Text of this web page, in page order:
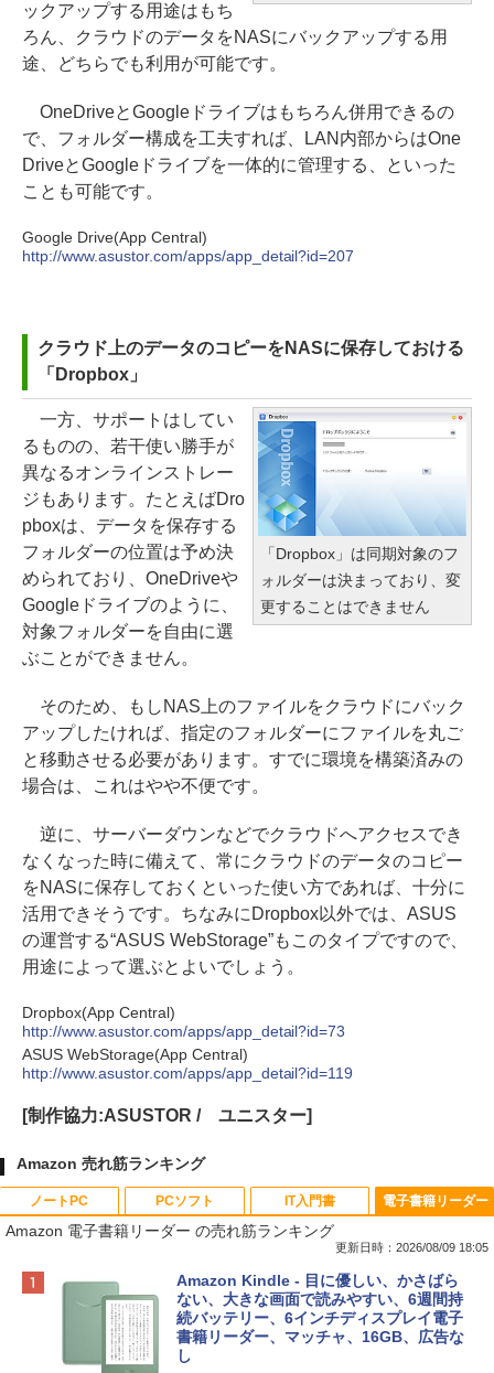
ックアップする用途はもち
ろん、クラウドのデータをNASにバックアップする用
途、どちらでも利用が可能です。
OneDriveとGoogleドライブはもちろん併用できるの
で、フォルダー構成を工夫すれば、LAN内部からはOne
DriveとGoogleドライブを一体的に管理する、といった
ことも可能です。
Google Drive(App Central)
http://www.asustor.com/apps/app_detail?id=207
クラウド上のデータのコピーをNASに保存しておける
「Dropbox」
「Dropbox」は同期対象のフ
ォルダーは決まっており、変
更することはできません
一方、サポートはしてい
るものの、若干使い勝手が
異なるオンラインストレー
ジもあります。たとえばDro
pboxは、データを保存する
フォルダーの位置は予め決
められており、OneDriveや
Googleドライブのように、
対象フォルダーを自由に選
ぶことができません。
そのため、もしNAS上のファイルをクラウドにバック
アップしたければ、指定のフォルダーにファイルを丸ご
と移動させる必要があります。すでに環境を構築済みの
場合は、これはやや不便です。
逆に、サーバーダウンなどでクラウドへアクセスでき
なくなった時に備えて、常にクラウドのデータのコピー
をNASに保存しておくといった使い方であれば、十分に
活用できそうです。ちなみにDropbox以外では、ASUS
の運営する“ASUS WebStorage”もこのタイプですので、
用途によって選ぶとよいでしょう。
Dropbox(App Central)
http://www.asustor.com/apps/app_detail?id=73
ASUS WebStorage(App Central)
http://www.asustor.com/apps/app_detail?id=119
[制作協力:ASUSTOR / ユニスター]
Amazon 売れ筋ランキング
ノートPC
Apple 2026 MacBook Neo A18 Proチッ
プ搭載13インチノートブック：AIとAppl
e Intelligenceのために設計、Liquid Ret
inaディスプレイ、8GBユニファイドメモ
リ、256GB SSDストレージ、1080p Fac
PCソフト
Robloxギフトカード - 800 Robux 【限
定バーチャルアイテムを含む】 【オンラ
インゲームコード】 ロブロックス | オン
ラインコード版
IT入門書
生成AIパスポート公式テキスト 第４版
￥1,766
電子書籍リーダー
Amazon 電子書籍リーダー の売れ筋ランキング
更新日時：2026/08/09 18:05
Amazon Kindle - 目に優しい、かさばら
ない、大きな画面で読みやすい、6週間持
続バッテリー、6インチディスプレイ電子
書籍リーダー、マッチャ、16GB、広告な
し